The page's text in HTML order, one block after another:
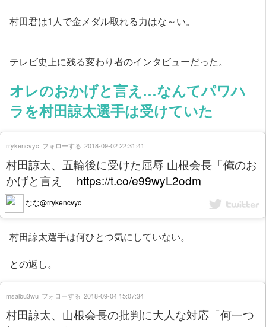
村田君は1人で金メダル取れる力はな～い。
テレビ史上に残る変わり者のインタビューだった。
オレのおかげと言え…なんてパワハ
ラを村田諒太選手は受けていた
村田諒太、五輪後に受けた屈辱 山根会長「俺のお
かげと言え」 https://t.co/e99wyL2odm
なな@rrykencvyc
rrykencvyc フォローする 2018-09-02 22:31:41
村田諒太選手は何ひとつ気にしていない。
との返し。
村田諒太、山根会長の批判に大人な対応「何一つ
msalbu3wu フォローする 2018-09-04 15:07:34